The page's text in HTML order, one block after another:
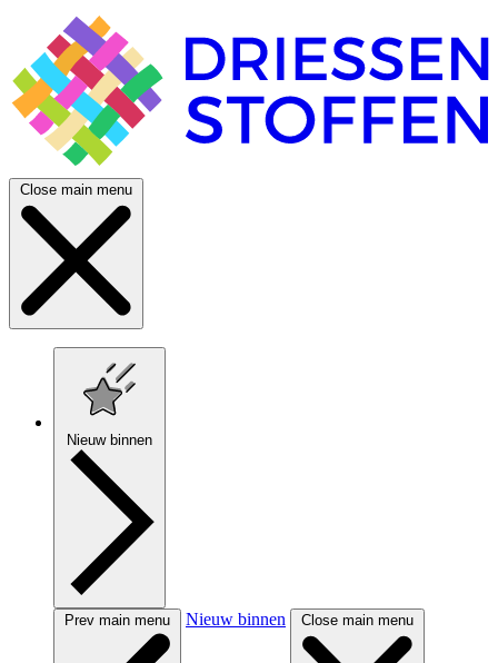
Close main menu
Nieuw binnen
Prev main menu Nieuw binnen Close main menu